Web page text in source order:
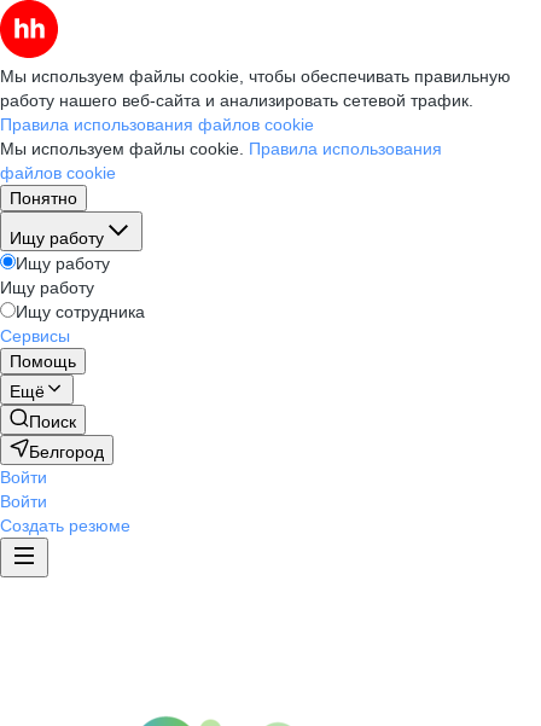
Мы используем файлы cookie, чтобы обеспечивать правильную
работу нашего веб-сайта и анализировать сетевой трафик.
Правила использования файлов cookie
Мы используем файлы cookie. Правила использования
файлов cookie
Понятно
Ищу работу
Ищу работу
Ищу работу
Ищу сотрудника
Сервисы
Помощь
Ещё
Поиск
Белгород
Войти
Войти
Создать резюме